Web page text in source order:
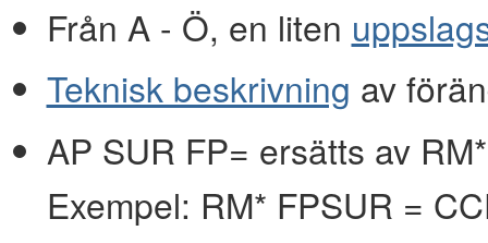
Från A - Ö, en liten
Teknisk beskrivning av
AP SUR FP= ersätts av
Exempel: RM* FPSUR =